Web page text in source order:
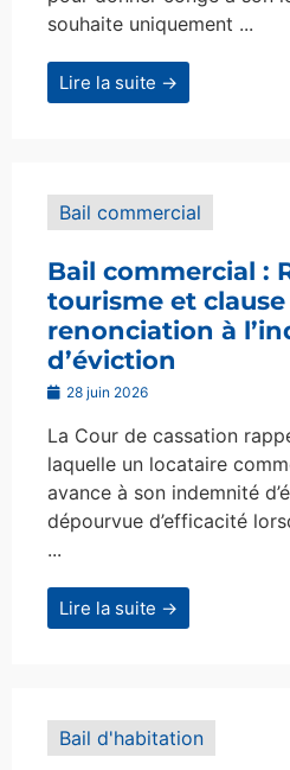
souhaite uniquement ...
Lire la suite →
Bail commercial
Bail commercial :
tourisme et
renonciation à
d’éviction
28 juin 2026
La Cour de cassation
laquelle un locataire
avance à son indemnité
dépourvue d’efficacité
...
Lire la suite →
Bail d'habitation